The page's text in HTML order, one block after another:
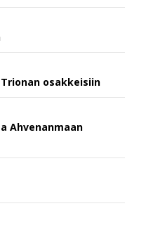
osakkeisiin
Ahvenanmaan